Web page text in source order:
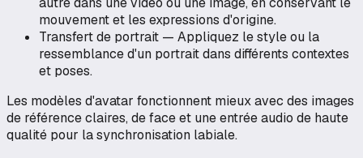
mouvement et les expressions d'origine.
Transfert de portrait — Appliquez le style ou la
ressemblance d'un portrait dans différents contextes
et poses.
Les modèles d'avatar fonctionnent mieux avec des images
de référence claires, de face et une entrée audio de haute
qualité pour la synchronisation labiale.